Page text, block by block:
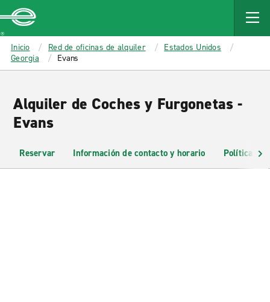
MAIN
CONTENT
Enterprise
Inicio Red de oficinas de alquiler
Estados Unidos
Georgia
Evans
Alquiler de Coches y Furgonetas -
Evans
Reservar Información de contacto y horario Políticas